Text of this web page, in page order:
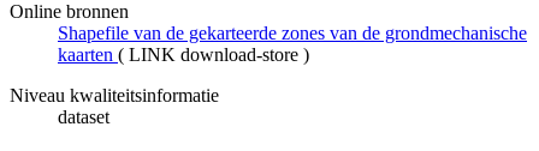
Online bronnen
Shapefile van de gekarteerde zones van de grondmechanische
kaarten ( LINK download-store )
Niveau kwaliteitsinformatie
dataset